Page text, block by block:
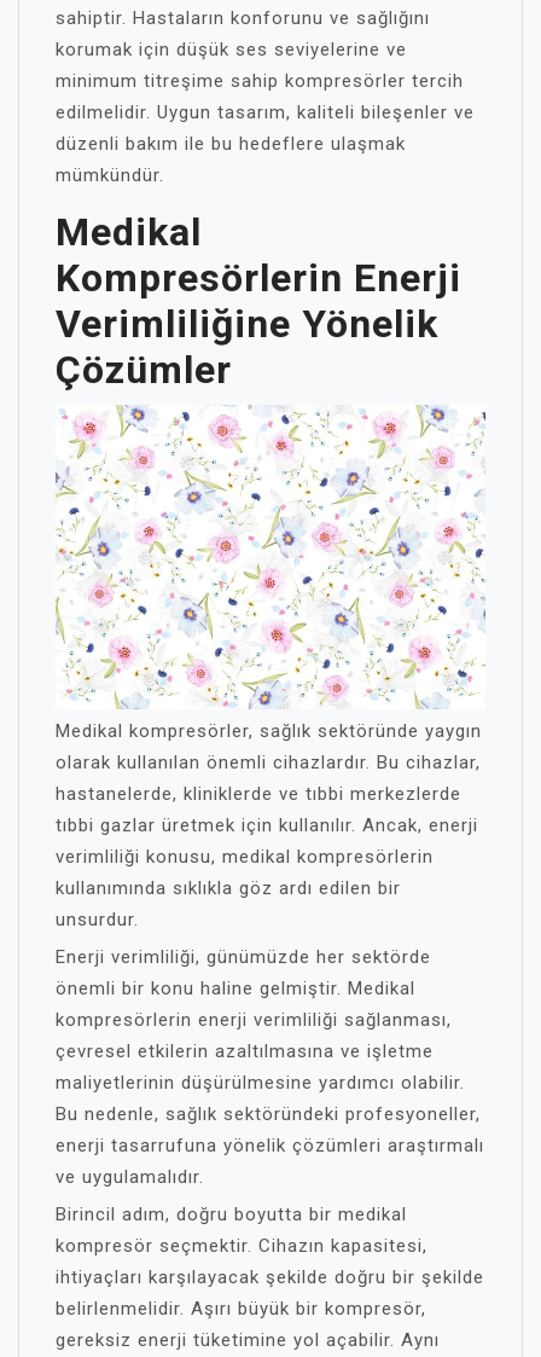
sahiptir. Hastaların konforunu ve sağlığını
korumak için düşük ses seviyelerine ve
minimum titreşime sahip kompresörler tercih
edilmelidir. Uygun tasarım, kaliteli bileşenler ve
düzenli bakım ile bu hedeflere ulaşmak
mümkündür.
Medikal
Kompresörlerin Enerji
Verimliliğine Yönelik
Çözümler
Medikal kompresörler, sağlık sektöründe yaygın
olarak kullanılan önemli cihazlardır. Bu cihazlar,
hastanelerde, kliniklerde ve tıbbi merkezlerde
tıbbi gazlar üretmek için kullanılır. Ancak, enerji
verimliliği konusu, medikal kompresörlerin
kullanımında sıklıkla göz ardı edilen bir
unsurdur.
Enerji verimliliği, günümüzde her sektörde
önemli bir konu haline gelmiştir. Medikal
kompresörlerin enerji verimliliği sağlanması,
çevresel etkilerin azaltılmasına ve işletme
maliyetlerinin düşürülmesine yardımcı olabilir.
Bu nedenle, sağlık sektöründeki profesyoneller,
enerji tasarrufuna yönelik çözümleri araştırmalı
ve uygulamalıdır.
Birincil adım, doğru boyutta bir medikal
kompresör seçmektir. Cihazın kapasitesi,
ihtiyaçları karşılayacak şekilde doğru bir şekilde
belirlenmelidir. Aşırı büyük bir kompresör,
gereksiz enerji tüketimine yol açabilir. Aynı